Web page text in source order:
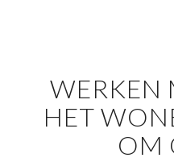
WERKEN
HET
OM